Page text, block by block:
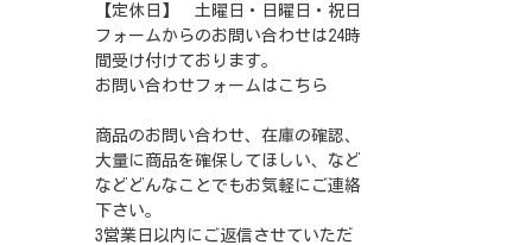
【定休日】 土曜日・日曜日・祝日
フォームからのお問い合わせは24時
間受け付けております。
お問い合わせフォームは こちら
商品のお問い合わせ、在庫の確認、
大量に商品を確保してほしい、など
などどんなことでもお気軽にご連絡
下さい。
3営業日以内にご返信させていただ